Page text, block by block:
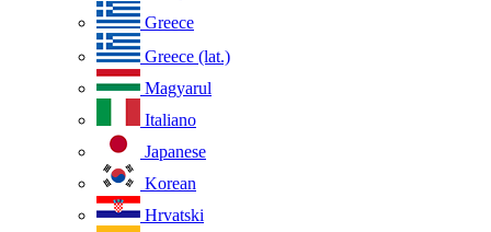
Greece
Greece (lat.)
Magyarul
Italiano
Japanese
Korean
Hrvatski